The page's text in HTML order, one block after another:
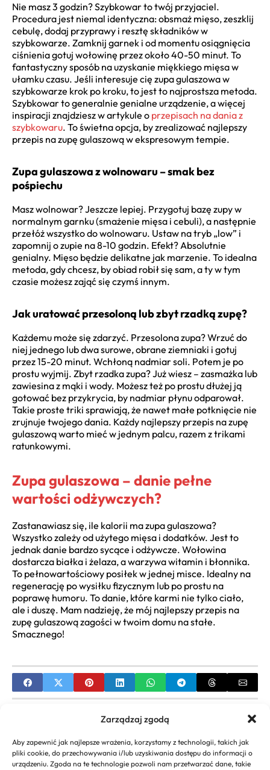
Zarządzaj zgodą
Aby zapewnić jak najlepsze wrażenia, korzystamy z technologii, takich jak
pliki cookie, do przechowywania i/lub uzyskiwania dostępu do informacji o
urządzeniu. Zgoda na te technologie pozwoli nam przetwarzać dane, takie
Nie masz 3 godzin? Szybkowar to twój przyjaciel.
Procedura jest niemal identyczna: obsmaż mięso, zeszklij
cebulę, dodaj przyprawy i resztę składników w
szybkowarze. Zamknij garnek i od momentu osiągnięcia
ciśnienia gotuj wołowinę przez około 40-50 minut. To
fantastyczny sposób na uzyskanie miękkiego mięsa w
ułamku czasu. Jeśli interesuje cię zupa gulaszowa w
szybkowarze krok po kroku, to jest to najprostsza metoda.
Szybkowar to generalnie genialne urządzenie, a więcej
inspiracji znajdziesz w artykule o przepisach na dania z
szybkowaru. To świetna opcja, by zrealizować najlepszy
przepis na zupę gulaszową w ekspresowym tempie.
Zupa gulaszowa z wolnowaru – smak bez
pośpiechu
Masz wolnowar? Jeszcze lepiej. Przygotuj bazę zupy w
normalnym garnku (smażenie mięsa i cebuli), a następnie
przełóż wszystko do wolnowaru. Ustaw na tryb „low” i
zapomnij o zupie na 8-10 godzin. Efekt? Absolutnie
genialny. Mięso będzie delikatne jak marzenie. To idealna
metoda, gdy chcesz, by obiad robił się sam, a ty w tym
czasie możesz zająć się czymś innym.
Jak uratować przesoloną lub zbyt rzadką zupę?
Każdemu może się zdarzyć. Przesolona zupa? Wrzuć do
niej jednego lub dwa surowe, obrane ziemniaki i gotuj
przez 15-20 minut. Wchłoną nadmiar soli. Potem je po
prostu wyjmij. Zbyt rzadka zupa? Już wiesz – zasmażka lub
zawiesina z mąki i wody. Możesz też po prostu dłużej ją
gotować bez przykrycia, by nadmiar płynu odparował.
Takie proste triki sprawiają, że nawet małe potknięcie nie
zrujnuje twojego dania. Każdy najlepszy przepis na zupę
gulaszową warto mieć w jednym palcu, razem z trikami
ratunkowymi.
Zupa gulaszowa – danie pełne
wartości odżywczych?
Zastanawiasz się, ile kalorii ma zupa gulaszowa?
Wszystko zależy od użytego mięsa i dodatków. Jest to
jednak danie bardzo sycące i odżywcze. Wołowina
dostarcza białka i żelaza, a warzywa witamin i błonnika.
To pełnowartościowy posiłek w jednej misce. Idealny na
regenerację po wysiłku fizycznym lub po prostu na
poprawę humoru. To danie, które karmi nie tylko ciało,
ale i duszę. Mam nadzieję, że mój najlepszy przepis na
zupę gulaszową zagości w twoim domu na stałe.
Smacznego!
Przepis na brzoskwinie w sloiku który zawsze się
udaje